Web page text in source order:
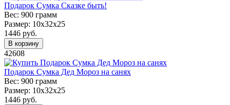
Подарок Сумка Сказке быть!
Вес: 900 грамм
Размер: 10х32х25
1446 руб.
В корзину
42608
Подарок Сумка Дед Мороз на санях
Вес: 900 грамм
Размер: 10х32х25
1446 руб.